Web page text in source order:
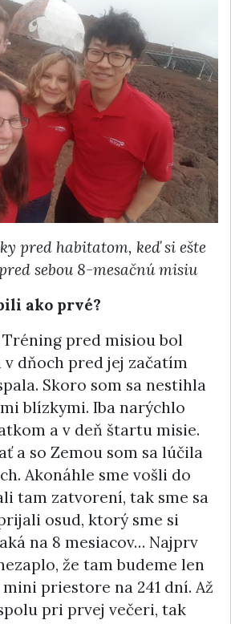
pred habitatom, keď si ešte
sebou 8-mesačnú misiu
ako prvé?
Tréning pred misiou bol
dňoch pred jej začatím
Skoro som sa nestihla
blízkymi. Iba narýchlo
a v deň štartu misie.
a so Zemou som sa lúčila
Akonáhle sme vošli do
tam zatvorení, tak sme sa
osud, ktorý sme si
na 8 mesiacov… Najprv
že tam budeme len
priestore na 241 dní. Až
pri prvej večeri, tak